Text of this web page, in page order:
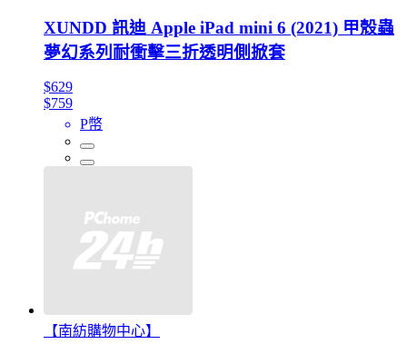
XUNDD 訊迪 Apple iPad mini 6 (2021) 甲殼蟲
夢幻系列耐衝擊三折透明側掀套
$629
$759
P幣
【南紡購物中心】